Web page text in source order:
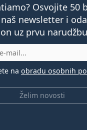
Osvojite 50
newsletter i
uz prvu
Želim novosti
na obradu osobnih